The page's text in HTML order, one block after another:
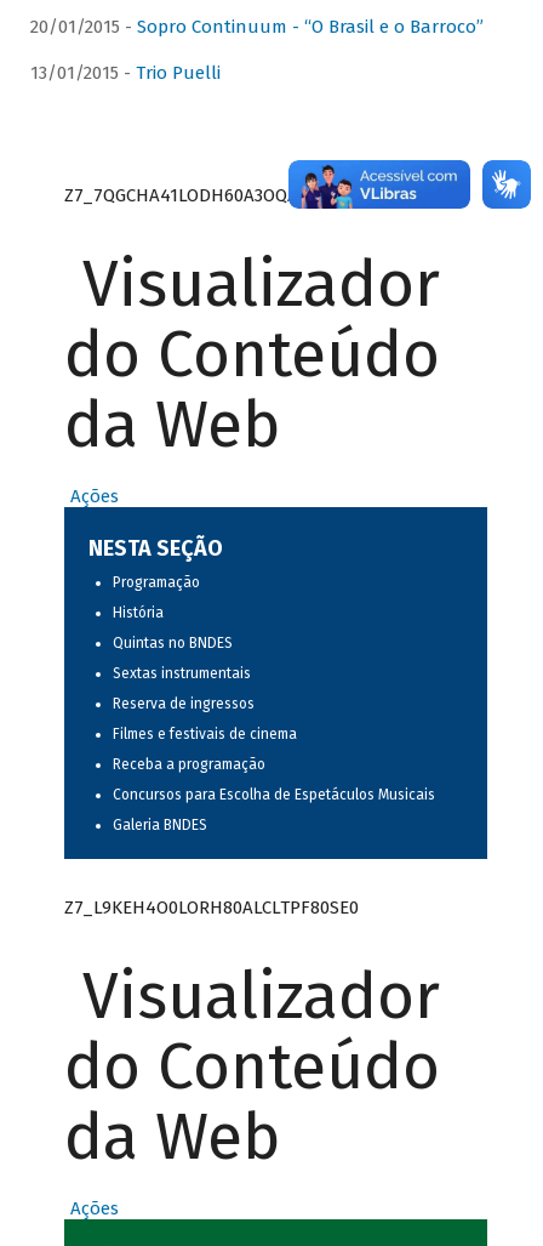
20/01/2015 - Sopro Continuum - “O Brasil e o Barroco”
13/01/2015 - Trio Puelli
Z7_7QGCHA41LODH60A3OQA8RN1415
Visualizador
do Conteúdo
da Web
Ações
NESTA SEÇÃO
Programação
História
Quintas no BNDES
Sextas instrumentais
Reserva de ingressos
Filmes e festivais de cinema
Receba a programação
Concursos para Escolha de Espetáculos Musicais
Galeria BNDES
Z7_L9KEH4O0LORH80ALCLTPF80SE0
Visualizador
do Conteúdo
da Web
Ações